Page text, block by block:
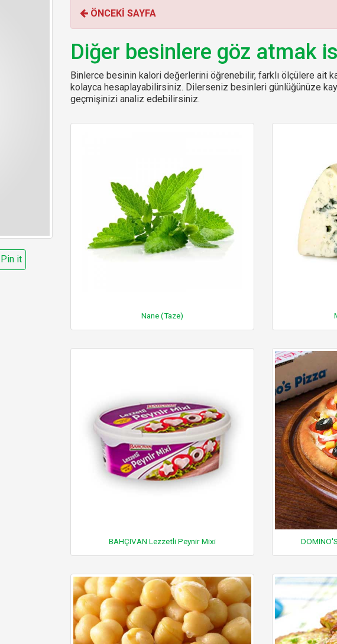
Pin it
r
o
r
:
ÖNCEKİ SAYFA
Diğer besinlere göz atmak
Binlerce besinin kalori değerlerini öğrenebilir, farklı ölçülere ait
kolayca hesaplayabilirsiniz. Dilerseniz besinleri günlüğünüze
geçmişinizi analiz edebilirsiniz.
Nane (Taze)
BAHÇIVAN Lezzetli Peynir Mixi